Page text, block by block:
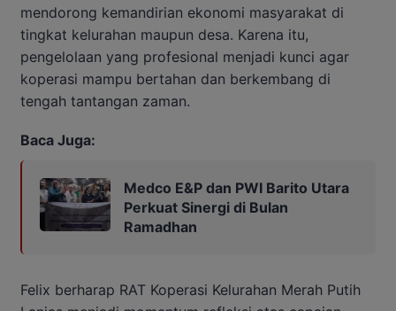
mendorong kemandirian ekonomi masyarakat di
tingkat kelurahan maupun desa. Karena itu,
pengelolaan yang profesional menjadi kunci agar
koperasi mampu bertahan dan berkembang di
tengah tantangan zaman.
Baca Juga:
Medco E&P dan PWI Barito Utara
Perkuat Sinergi di Bulan
Ramadhan
Felix berharap RAT Koperasi Kelurahan Merah Putih